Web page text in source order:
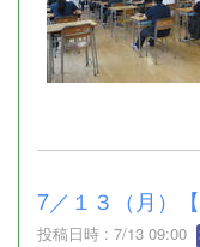
7／１３（月）
投稿日時 : 7/13 09:00